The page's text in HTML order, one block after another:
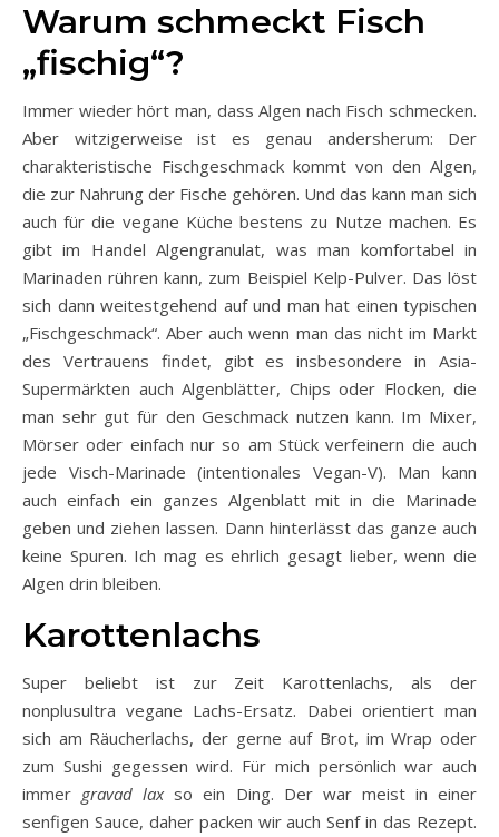
Warum schmeckt Fisch
„fischig“?
Immer wieder hört man, dass Algen nach Fisch schmecken.
Aber witzigerweise ist es genau andersherum: Der
charakteristische Fischgeschmack kommt von den Algen,
die zur Nahrung der Fische gehören. Und das kann man sich
auch für die vegane Küche bestens zu Nutze machen. Es
gibt im Handel Algengranulat, was man komfortabel in
Marinaden rühren kann, zum Beispiel Kelp-Pulver. Das löst
sich dann weitestgehend auf und man hat einen typischen
„Fischgeschmack“. Aber auch wenn man das nicht im Markt
des Vertrauens findet, gibt es insbesondere in Asia-
Supermärkten auch Algenblätter, Chips oder Flocken, die
man sehr gut für den Geschmack nutzen kann. Im Mixer,
Mörser oder einfach nur so am Stück verfeinern die auch
jede Visch-Marinade (intentionales Vegan-V). Man kann
auch einfach ein ganzes Algenblatt mit in die Marinade
geben und ziehen lassen. Dann hinterlässt das ganze auch
keine Spuren. Ich mag es ehrlich gesagt lieber, wenn die
Algen drin bleiben.
Karottenlachs
Super beliebt ist zur Zeit Karottenlachs, als der
nonplusultra vegane Lachs-Ersatz. Dabei orientiert man
sich am Räucherlachs, der gerne auf Brot, im Wrap oder
zum Sushi gegessen wird. Für mich persönlich war auch
immer gravad laxso ein Ding. Der war meist in einer
senfigen Sauce, daher packen wir auch Senf in das Rezept.